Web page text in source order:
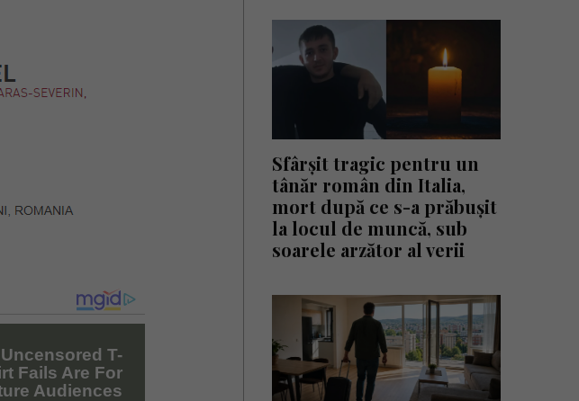
Sfârșit tragic pentru un
tânăr român din Italia,
mort după ce s-a prăbușit
la locul de muncă, sub
soarele arzător al verii